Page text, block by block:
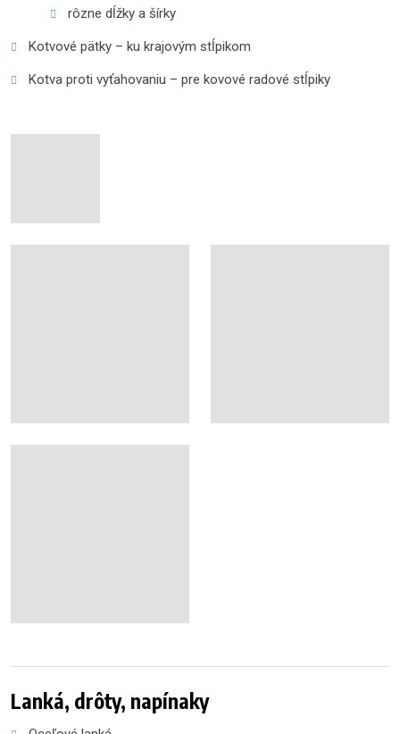
rôzne dĺžky a šírky
Kotvové pätky – ku krajovým stĺpikom
Kotva proti vyťahovaniu – pre kovové radové stĺpiky
Lanká, drôty, napínaky